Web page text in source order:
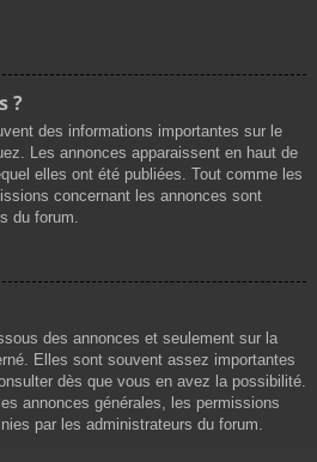
?
des informations importantes sur le
Les annonces apparaissent en haut de
elles ont été publiées. Tout comme les
concernant les annonces sont
du forum.
des annonces et seulement sur la
Elles sont souvent assez importantes
dès que vous en avez la possibilité.
annonces générales, les permissions
par les administrateurs du forum.